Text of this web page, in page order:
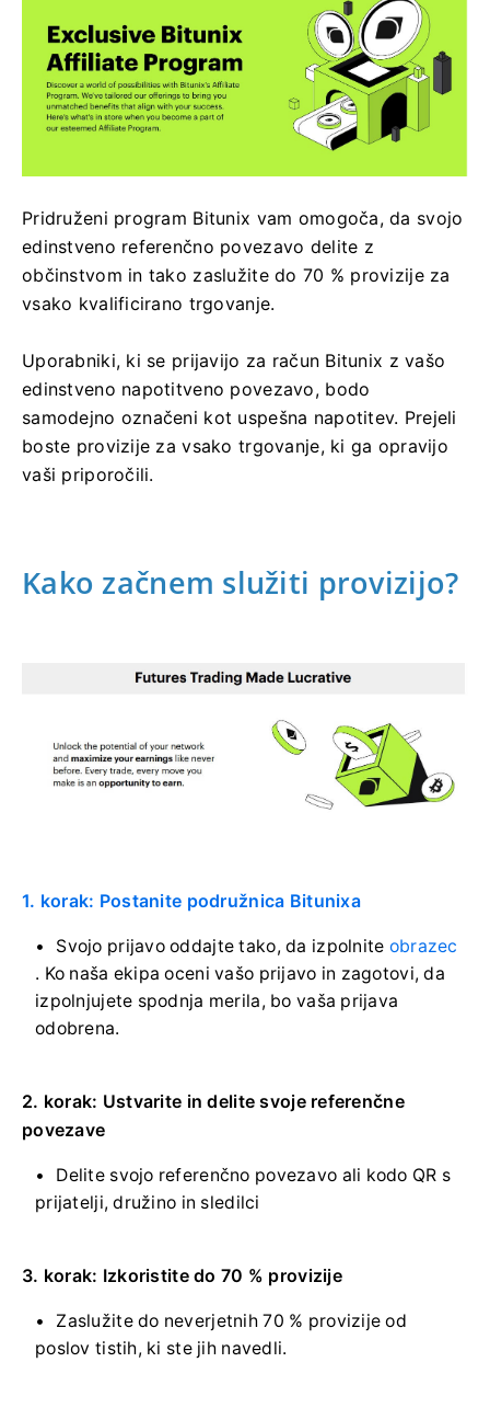
Pridruženi program Bitunix vam omogoča, da svojo
edinstveno referenčno povezavo delite z
občinstvom in tako zaslužite do 70 % provizije za
vsako kvalificirano trgovanje.
Uporabniki, ki se prijavijo za račun Bitunix z vašo
edinstveno napotitveno povezavo, bodo
samodejno označeni kot uspešna napotitev. Prejeli
boste provizije za vsako trgovanje, ki ga opravijo
vaši priporočili.
Kako začnem služiti provizijo?
1. korak: Postanite podružnica Bitunixa
Svojo prijavo oddajte tako, da izpolnite obrazec
. Ko naša ekipa oceni vašo prijavo in zagotovi, da
izpolnjujete spodnja merila, bo vaša prijava
odobrena.
2. korak: Ustvarite in delite svoje referenčne
povezave
Delite svojo referenčno povezavo ali kodo QR s
prijatelji, družino in sledilci
3. korak: Izkoristite do 70 % provizije
Zaslužite do neverjetnih 70 % provizije od
poslov tistih, ki ste jih navedli.